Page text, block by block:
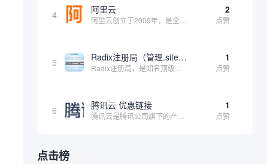
4 阿里云 2
点赞
5 Radix注册局（管理.site、.online等顶级域名） 1
点赞
6 腾讯云 优惠链接 1
点赞
点击榜